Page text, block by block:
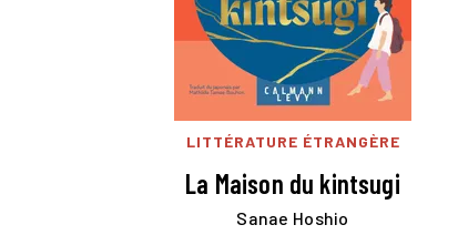
LITTÉRATURE ÉTRANGÈRE
La Maison du kintsugi
Sanae Hoshio